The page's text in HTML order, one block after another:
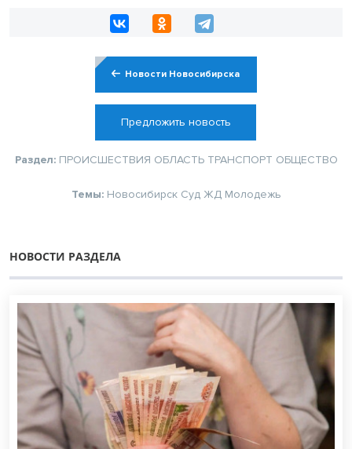
Новости Новосибирска
Предложить новость
Раздел: ПРОИСШЕСТВИЯ ОБЛАСТЬ ТРАНСПОРТ ОБЩЕСТВО
Темы: Новосибирск Суд ЖД Молодежь
НОВОСТИ РАЗДЕЛА